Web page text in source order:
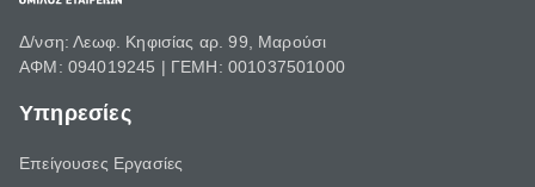
Δ/νση: Λεωφ. Κηφισίας αρ. 99, Μαρούσι
ΑΦΜ: 094019245 | ΓΕΜΗ: 001037501000
Υπηρεσίες
Επείγουσες Εργασίες